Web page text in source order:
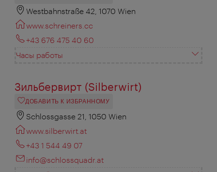
Westbahnstraße 42, 1070 Wien
www.schreiners.cc
+43 676 475 40 60
Часы работы
Зильбервирт (Silberwirt)
ДОБАВИТЬ К ИЗБРАННОМУ
Schlossgasse 21, 1050 Wien
www.silberwirt.at
+43 1 544 49 07
info@schlossquadr.at